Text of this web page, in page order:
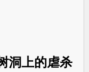
洞上的虐杀